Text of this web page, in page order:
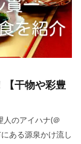
【干物や彩豊
人のアイハナ(＠
ある源泉かけ流し